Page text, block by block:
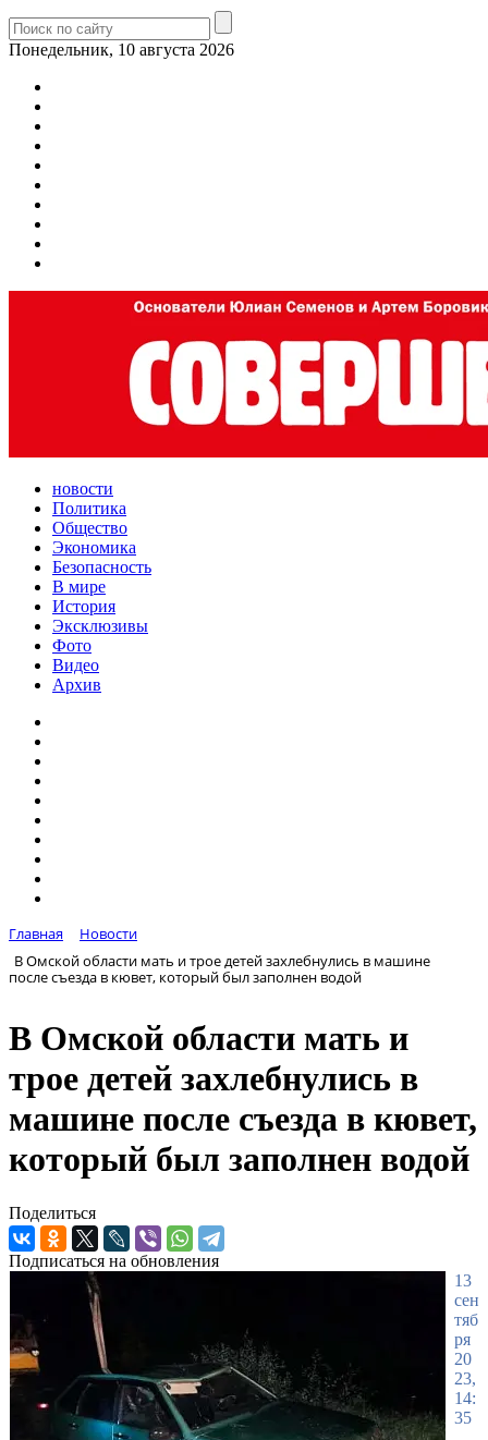
Понедельник, 10 августа 2026
новости
Политика
Общество
Экономика
Безопасность
В мире
История
Эксклюзивы
Фото
Видео
Архив
Главная
Новости
В Омской области мать и трое детей захлебнулись в машине
после съезда в кювет, который был заполнен водой
В Омской области мать и
трое детей захлебнулись в
машине после съезда в кювет,
который был заполнен водой
Поделиться
Подписаться на обновления
13
сен
тяб
ря
20
23,
14:
35